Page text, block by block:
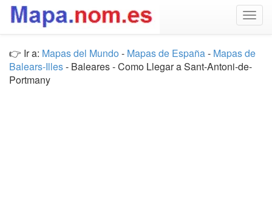
👉 Ir a: Mapas del Mundo - Mapas de España- Mapas de
Balears-Illes- Baleares - Como Llegar a Sant-Antoni-de-
Portmany